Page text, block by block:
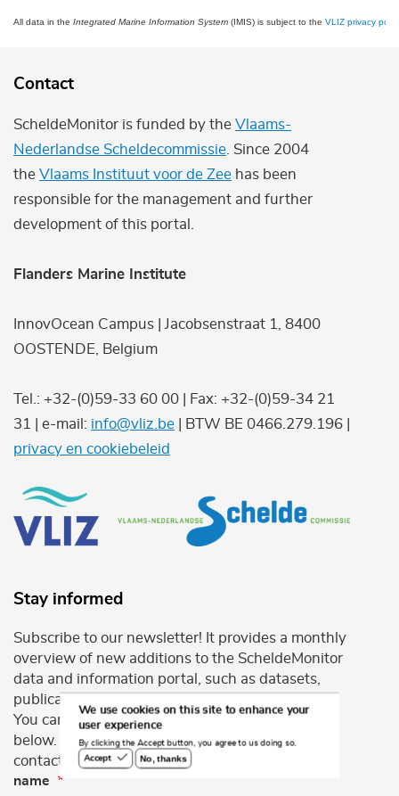
All data in the Integrated Marine Information System (IMIS) is subject to the VLIZ privacy
Contact
ScheldeMonitor is funded by the Vlaams-
Nederlandse Scheldecommissie . Since 2004
the Vlaams Instituut voor de Zee has been
responsible for the management and further
development of this portal.
Flanders Marine Institute
InnovOcean Campus | Jacobsenstraat 1, 8400
OOSTENDE, Belgium
Tel.: +32-(0)59-33 60 00 | Fax: +32-(0)59-34 21
31 | e-mail: info@vliz.be | BTW BE 0466.279.196 |
privacy en cookiebeleid
Stay informed
Subscribe to our newsletter! It provides a monthly
overview of new additions to the ScheldeMonitor
data and information portal, such as datasets,
publications, maps and products.
You can subscribe for this service using the form
below. If you have any further questions, please
contact info@scheldemonitor.org .
name
We use cookies on this site to enhance your
user experience
By clicking the Accept button, you agree to us doing so.
Accept
No, thanks